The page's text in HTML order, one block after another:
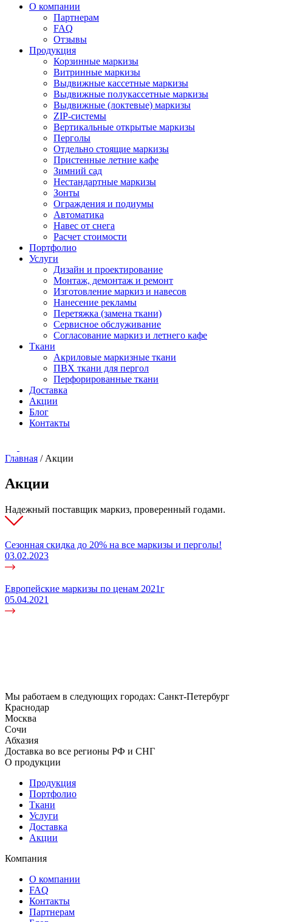
О компании
Партнерам
FAQ
Отзывы
Продукция
Корзинные маркизы
Витринные маркизы
Выдвижные кассетные маркизы
Выдвижные полукассетные маркизы
Выдвижные (локтевые) маркизы
ZIP-системы
Вертикальные открытые маркизы
Перголы
Отдельно стоящие маркизы
Пристенные летние кафе
Зимний сад
Нестандартные маркизы
Зонты
Ограждения и подиумы
Автоматика
Навес от снега
Расчет стоимости
Портфолио
Услуги
Дизайн и проектирование
Монтаж, демонтаж и ремонт
Изготовление маркиз и навесов
Нанесение рекламы
Перетяжка (замена ткани)
Сервисное обслуживание
Согласование маркиз и летнего кафе
Ткани
Акриловые маркизные ткани
ПВХ ткани для пергол
Перфорированные ткани
Доставка
Акции
Блог
Контакты
Главная / Акции
Акции
Надежный поставщик маркиз, проверенный годами.
Сезонная скидка до 20% на все маркизы и перголы!
03.02.2023
Европейские маркизы по ценам 2021г
05.04.2021
Мы работаем в следующих городах: Санкт-Петербург
Краснодар
Москва
Сочи
Абхазия
Доставка во все регионы РФ и СНГ
О продукции
Продукция
Портфолио
Ткани
Услуги
Доставка
Акции
Компания
О компании
FAQ
Контакты
Партнерам